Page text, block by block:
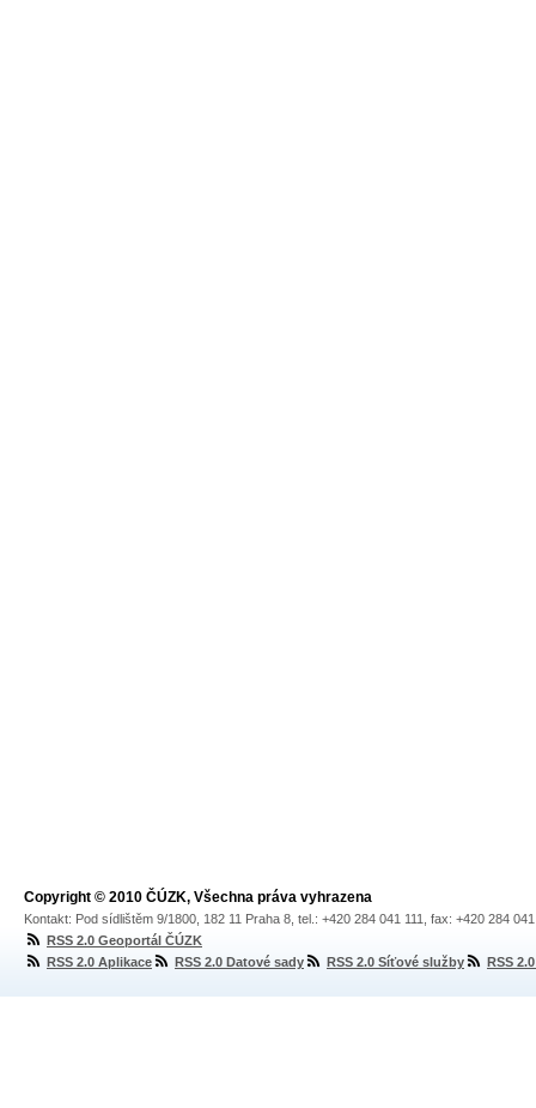
Copyright © 2010 ČÚZK, Všechna práva vyhrazena
Kontakt: Pod sídlištěm 9/1800, 182 11 Praha 8, tel.: +420 284 041 111, fax: +420 284
RSS 2.0 Geoportál ČÚZK
RSS 2.0 Aplikace
RSS 2.0 Datové sady RSS 2.0 Síťové služby RSS